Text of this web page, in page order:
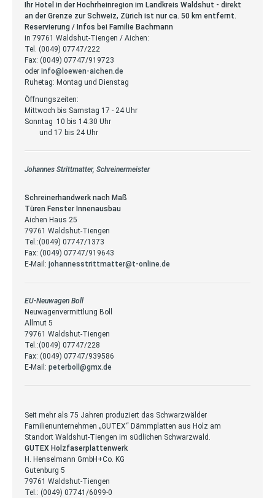
Ihr Hotel in der Hochrheinregion im Landkreis Waldshut - direkt
an der Grenze zur Schweiz, Zürich ist nur ca. 50 km entfernt.
Reservierung / Infos bei Familie Bachmann
in 79761 Waldshut-Tiengen / Aichen:
Tel. (0049) 07747/222
Fax: (0049) 07747/919723
oder info@loewen-aichen.de
Ruhetag: Montag und Dienstag
Öffnungszeiten:
Mittwoch bis Samstag 17 - 24 Uhr
Sonntag 10 bis 14:30 Uhr
und 17 bis 24 Uhr
Johannes Strittmatter, Schreinermeister
Schreinerhandwerk nach Maß
Türen Fenster Innenausbau
Aichen Haus 25
79761 Waldshut-Tiengen
Tel.:(0049) 07747/1373
Fax: (0049) 07747/919643
E-Mail: johannesstrittmatter@t-online.de
EU-Neuwagen Boll
Neuwagenvermittlung Boll
Allmut 5
79761 Waldshut-Tiengen
Tel.:(0049) 07747/228
Fax: (0049) 07747/939586
E-Mail: peterboll@gmx.de
Seit mehr als 75 Jahren produziert das Schwarzwälder
Familienunternehmen „GUTEX“ Dämmplatten aus Holz am
Standort Waldshut-Tiengen im südlichen Schwarzwald.
GUTEX Holzfaserplattenwerk
H. Henselmann GmbH+Co. KG
Gutenburg 5
79761 Waldshut-Tiengen
Tel.: (0049) 07741/6099-0